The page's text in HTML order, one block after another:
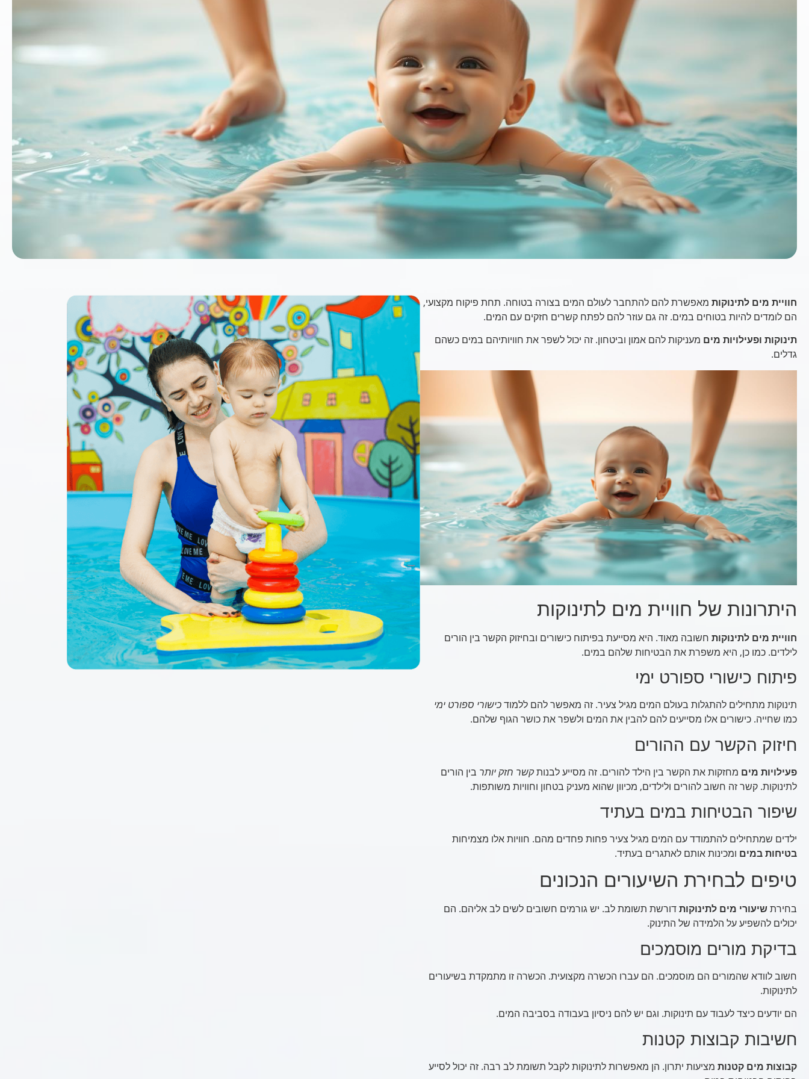
חוויית מים לתינוקות מאפשרת להם להתחבר לעולם המים בצורה בטוחה. תחת פיקוח מקצועי,
הם לומדים להיות בטוחים במים. זה גם עוזר להם לפתח קשרים חזקים עם המים.
תינוקות ופעילויות מים מעניקות להם אמון וביטחון. זה יכול לשפר את חוויותיהם במים כשהם
גדלים.
היתרונות של חוויית מים לתינוקות
חוויית מים לתינוקות חשובה מאוד. היא מסייעת בפיתוח כישורים ובחיזוק הקשר בין הורים
לילדים. כמו כן, היא משפרת את הבטיחות שלהם במים.
פיתוח כישורי ספורט ימי
תינוקות מתחילים להתגלות בעולם המים מגיל צעיר. זה מאפשר להם ללמודכישורי ספורט ימי
כמו שחייה. כישורים אלו מסייעים להם להבין את המים ולשפר את כושר הגוף שלהם.
חיזוק הקשר עם ההורים
פעילויות מים מחזקות את הקשר בין הילד להורים. זה מסייע לבנותקשר חזק יותר בין הורים
לתינוקות. קשר זה חשוב להורים ולילדים, מכיוון שהוא מעניק בטחון וחוויות משותפות.
שיפור הבטיחות במים בעתיד
ילדים שמתחילים להתמודד עם המים מגיל צעיר פחות פחדים מהם. חוויות אלו מצמיחות
בטיחות במים ומכינות אותם לאתגרים בעתיד.
טיפים לבחירת השיעורים הנכונים
בחירתשיעורי מים לתינוקותדורשת תשומת לב. יש גורמים חשובים לשים לב אליהם. הם
יכולים להשפיע על הלמידה של התינוק.
בדיקת מורים מוסמכים
חשוב לוודא שהמורים הם מוסמכים. הם עברו הכשרה מקצועית. הכשרה זו מתמקדת בשיעורים
לתינוקות.
הם יודעים כיצד לעבוד עם תינוקות. וגם יש להם ניסיון בעבודה בסביבה המים.
חשיבות קבוצות קטנות
קבוצות מים קטנות מציעות יתרון. הן מאפשרות לתינוקות לקבל תשומת לב רבה. זה יכול לסייע